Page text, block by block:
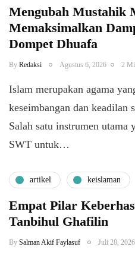
Mengubah Mustahik
Memaksimalkan
Dompet Dhuafa
By Redaksi Agustus 6, 2026 2
Islam merupakan agama
keseimbangan dan keadilan
Salah satu instrumen utama
SWT untuk…
artikel keislaman
Empat Pilar
Tanbihul Ghafilin
By Salman Akif Faylasuf Juli 28, 2026